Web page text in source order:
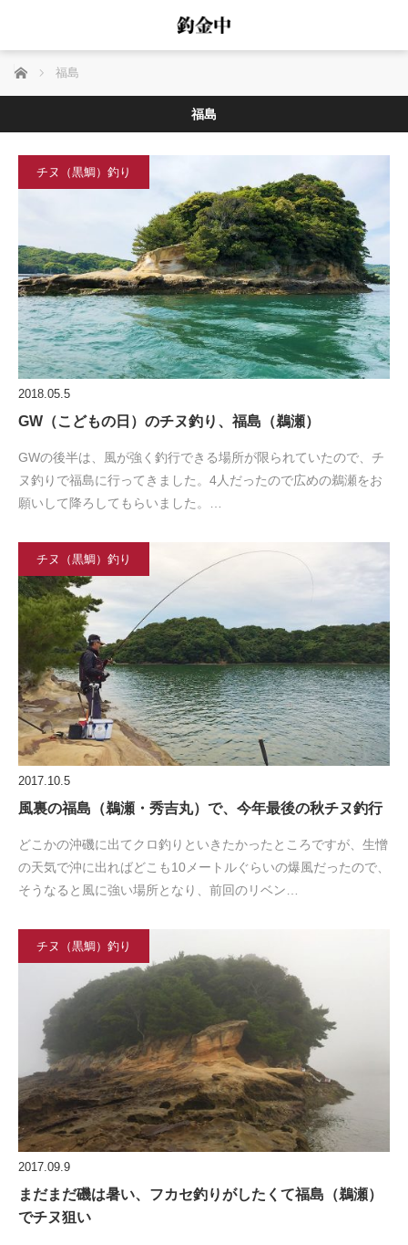
ホーム 福島
福島
チヌ（黒鯛）釣り
2018.05.5
GW（こどもの日）のチヌ釣り、福島（鵜瀬）
GWの後半は、風が強く釣行できる場所が限られていたので、チ
ヌ釣りで福島に行ってきました。4人だったので広めの鵜瀬をお
願いして降ろしてもらいました。…
チヌ（黒鯛）釣り
2017.10.5
風裏の福島（鵜瀬・秀吉丸）で、今年最後の秋チヌ釣行
どこかの沖磯に出てクロ釣りといきたかったところですが、生憎
の天気で沖に出ればどこも10メートルぐらいの爆風だったので、
そうなると風に強い場所となり、前回のリベン…
チヌ（黒鯛）釣り
2017.09.9
まだまだ磯は暑い、フカセ釣りがしたくて福島（鵜瀬）
でチヌ狙い